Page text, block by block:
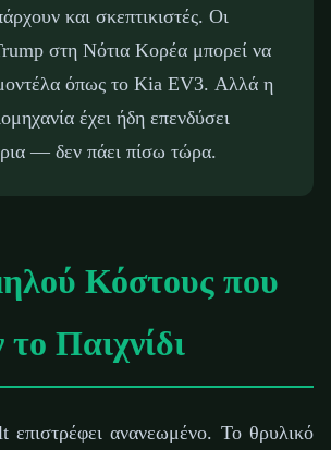
και σκεπτικιστές. Οι
στη Νότια Κορέα μπορεί να
όπως το Kia EV3. Αλλά η
έχει ήδη επενδύσει
— δεν πάει πίσω τώρα.
Κόστους που
Παιχνίδι
ανανεωμένο. Το θρυλικό